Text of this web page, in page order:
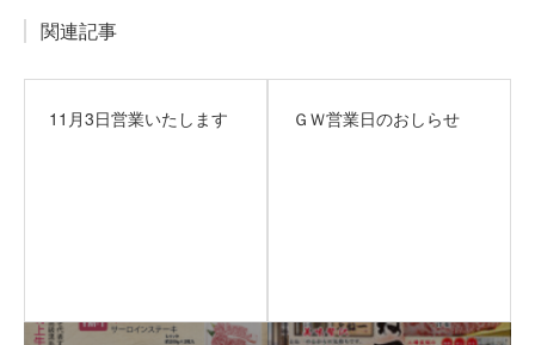
関連記事
11月3日営業いたします ＧＷ営業日のおしらせ